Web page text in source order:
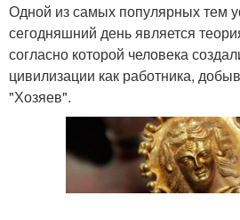
Одной из самых популярных тем
сегодняшний день является
согласно которой человека
цивилизации как работника,
"Хозяев".